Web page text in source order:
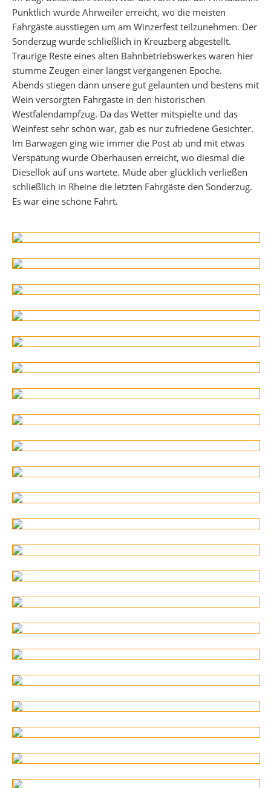
Pünktlich wurde Ahrweiler erreicht, wo die meisten
Fahrgäste ausstiegen um am Winzerfest teilzunehmen. Der
Sonderzug wurde schließlich in Kreuzberg abgestellt.
Traurige Reste eines alten Bahnbetriebswerkes waren hier
stumme Zeugen einer längst vergangenen Epoche.
Abends stiegen dann unsere gut gelaunten und bestens mit
Wein versorgten Fahrgäste in den historischen
Westfalendampfzug. Da das Wetter mitspielte und das
Weinfest sehr schön war, gab es nur zufriedene Gesichter.
Im Barwagen ging wie immer die Post ab und mit etwas
Verspätung wurde Oberhausen erreicht, wo diesmal die
Diesellok auf uns wartete. Müde aber glücklich verließen
schließlich in Rheine die letzten Fahrgäste den Sonderzug.
Es war eine schöne Fahrt.